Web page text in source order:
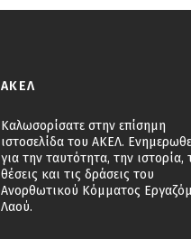
ΑΚΕΛ
Καλωσορίσατε στην επίσημη
ιστοσελίδα του ΑΚΕΛ.
για την ταυτότητα, την ιστορία,
θέσεις και τις δράσεις του
Ανορθωτικού Κόμματος
Λαού.